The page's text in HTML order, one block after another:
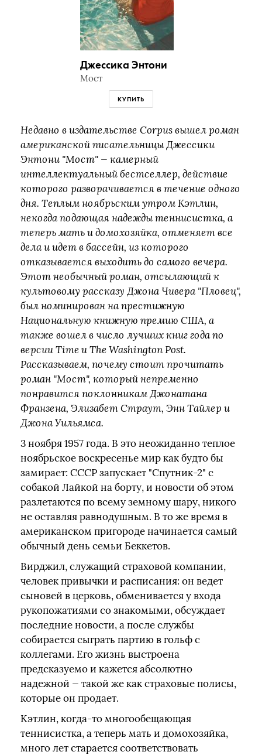
Джессика Энтони
Мост
КУПИТЬ
Недавно в издательстве Corpus вышел роман
американской писательницы Джессики
Энтони "Мост" — камерный
интеллектуальный бестселлер, действие
которого разворачивается в течение одного
дня. Теплым ноябрьским утром Кэтлин,
некогда подающая надежды теннисистка, а
теперь мать и домохозяйка, отменяет все
дела и идет в бассейн, из которого
отказывается выходить до самого вечера.
Этот необычный роман, отсылающий к
культовому рассказу Джона Чивера "Пловец",
был номинирован на престижную
Национальную книжную премию США, а
также вошел в число лучших книг года по
версии Time и The Washington Post.
Рассказываем, почему стоит прочитать
роман "Мост", который непременно
понравится поклонникам Джонатана
Франзена, Элизабет Страут, Энн Тайлер и
Джона Уильямса.
3 ноября 1957 года. В это неожиданно теплое
ноябрьское воскресенье мир как будто бы
замирает: СССР запускает "Спутник-2" с
собакой Лайкой на борту, и новости об этом
разлетаются по всему земному шару, никого
не оставляя равнодушным. В то же время в
американском пригороде начинается самый
обычный день семьи Беккетов.
Вирджил, служащий страховой компании,
человек привычки и расписания: он ведет
сыновей в церковь, обменивается у входа
рукопожатиями со знакомыми, обсуждает
последние новости, а после службы
собирается сыграть партию в гольф с
коллегами. Его жизнь выстроена
предсказуемо и кажется абсолютно
надежной — такой же как страховые полисы,
которые он продает.
Кэтлин, когда-то многообещающая
теннисистка, а теперь мать и домохозяйка,
много лет старается соответствовать